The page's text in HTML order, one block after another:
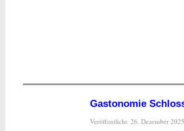
Gastonomie
Veröffentlicht: 26. Dezember 2025